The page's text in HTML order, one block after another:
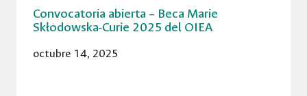
Convocatoria abierta – Beca Marie
Skłodowska-Curie 2025 del OIEA
octubre 14, 2025